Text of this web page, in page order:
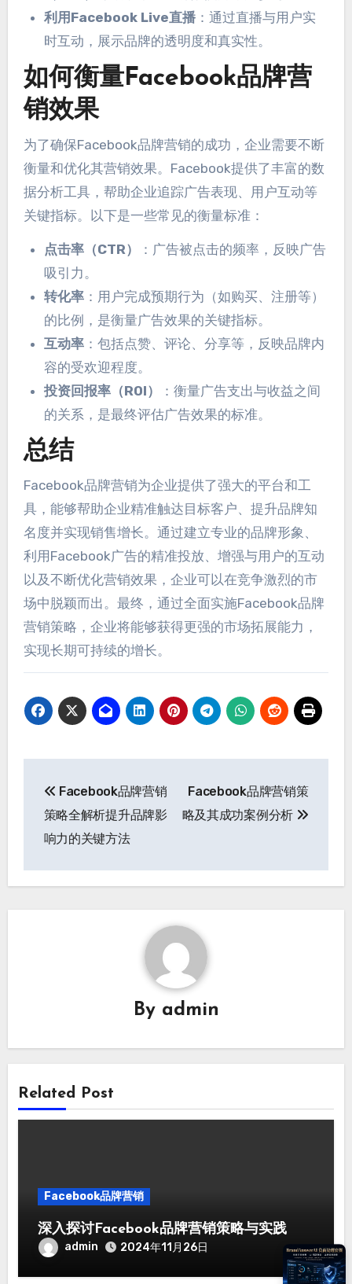
利用Facebook Live直播：通过直播与用户实
时互动，展示品牌的透明度和真实性。
如何衡量Facebook品牌营
销效果
为了确保Facebook品牌营销的成功，企业需要不断
衡量和优化其营销效果。Facebook提供了丰富的数
据分析工具，帮助企业追踪广告表现、用户互动等
关键指标。以下是一些常见的衡量标准：
点击率（CTR）
：广告被点击的频率，反映广告
吸引力。
转化率：用户完成预期行为（如购买、注册等）
的比例，是衡量广告效果的关键指标。
互动率：包括点赞、评论、分享等，反映品牌内
容的受欢迎程度。
投资回报率（ROI）
：衡量广告支出与收益之间
的关系，是最终评估广告效果的标准。
总结
Facebook品牌营销为企业提供了强大的平台和工
具，能够帮助企业精准触达目标客户、提升品牌知
名度并实现销售增长。通过建立专业的品牌形象、
利用Facebook广告的精准投放、增强与用户的互动
以及不断优化营销效果，企业可以在竞争激烈的市
场中脱颖而出。最终，通过全面实施Facebook品牌
营销策略，企业将能够获得更强的市场拓展能力，
实现长期可持续的增长。
章
导
航
Facebook品牌营销
策略全解析提升品牌影
响力的关键方法
Facebook品牌营销策
略及其成功案例分析
By admin
Related Post
Facebook品牌营销
深入探讨Facebook品牌营销策略与实践
admin 2024年11月26日